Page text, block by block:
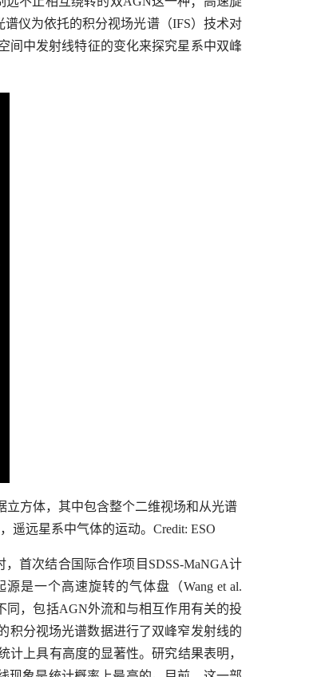
仪为依托的积分视场光谱（IFS）技术对
间中发射线特征的变化来探究星系中双峰
立方体，其中包含整个二维视场和从光谱
遥远星系中气体的运动。Credit: ESO
首次结合国际合作项目SDSS-MaNGA计
是一个高速旋转的气体盘（Wang et al.
同，包括AGN外流和与相互作用有关的投
积分视场光谱数据进行了双峰窄发射线的
上具有高度的显著性。研究结果表明，